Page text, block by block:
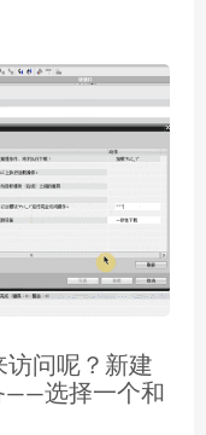
访问呢？新建
——选择一个和